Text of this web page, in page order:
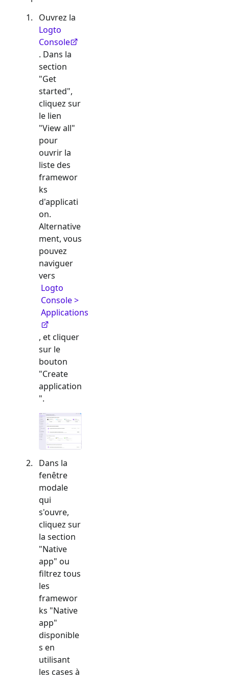
Ouvrez la
Logto
Console
. Dans la
section
"Get
started",
cliquez sur
le lien
"View all"
pour
ouvrir la
liste des
framewor
ks
d'applicati
on.
Alternative
ment, vous
pouvez
naviguer
vers
Logto
Console >
Applications
, et cliquer
sur le
bouton
"Create
application
".
Dans la
fenêtre
modale
qui
s'ouvre,
cliquez sur
la section
"Native
app" ou
filtrez tous
les
framewor
ks "Native
app"
disponible
s en
utilisant
les cases à